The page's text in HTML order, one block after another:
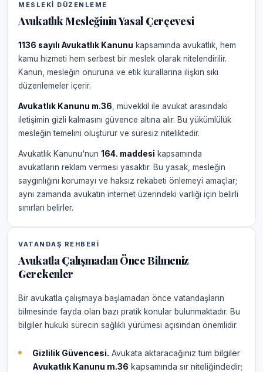
MESLEKI DÜZENLEME
Avukatlık Mesleğinin Yasal Çerçevesi
1136 sayılı Avukatlık Kanunu kapsamında avukatlık, hem
kamu hizmeti hem serbest bir meslek olarak nitelendirilir.
Kanun, mesleğin onuruna ve etik kurallarına ilişkin sıkı
düzenlemeler içerir.
Avukatlık Kanunu m.36 , müvekkil ile avukat arasındaki
iletişimin gizli kalmasını güvence altına alır. Bu yükümlülük
mesleğin temelini oluşturur ve süresiz niteliktedir.
Avukatlık Kanunu'nun 164. maddesi kapsamında
avukatların reklam vermesi yasaktır. Bu yasak, mesleğin
saygınlığını korumayı ve haksız rekabeti önlemeyi amaçlar;
aynı zamanda avukatın internet üzerindeki varlığı için belirli
sınırları belirler.
VATANDAŞ REHBERI
Avukatla Çalışmadan Önce Bilmeniz
Gerekenler
Bir avukatla çalışmaya başlamadan önce vatandaşların
bilmesinde fayda olan bazı pratik konular bulunmaktadır. Bu
bilgiler hukuki sürecin sağlıklı yürümesi açısından önemlidir.
Gizlilik Güvencesi. Avukata aktaracağınız tüm bilgiler
Avukatlık Kanunu m.36 kapsamında sır niteliğindedir;